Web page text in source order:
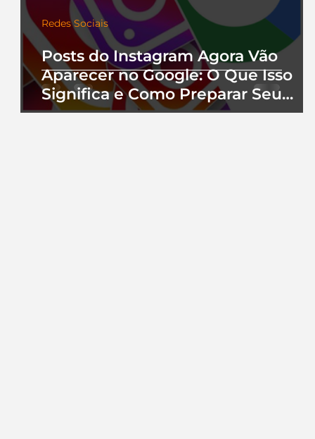
Posts do Instagram Agora Vão
Aparecer no Google: O Que Isso
Significa e Como Preparar Seu
Perfil
Redes Sociais